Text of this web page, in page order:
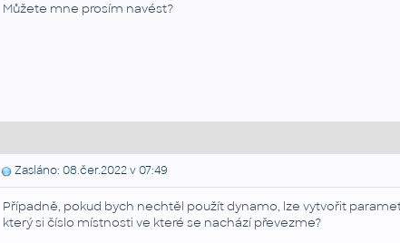
Můžete mne prosím navést?
Zasláno: 08.čer.2022 v 07:49
Případně, pokud bych nechtěl použít dynamo, lze vytvořit
který si číslo místnosti ve které se nachází převezme?